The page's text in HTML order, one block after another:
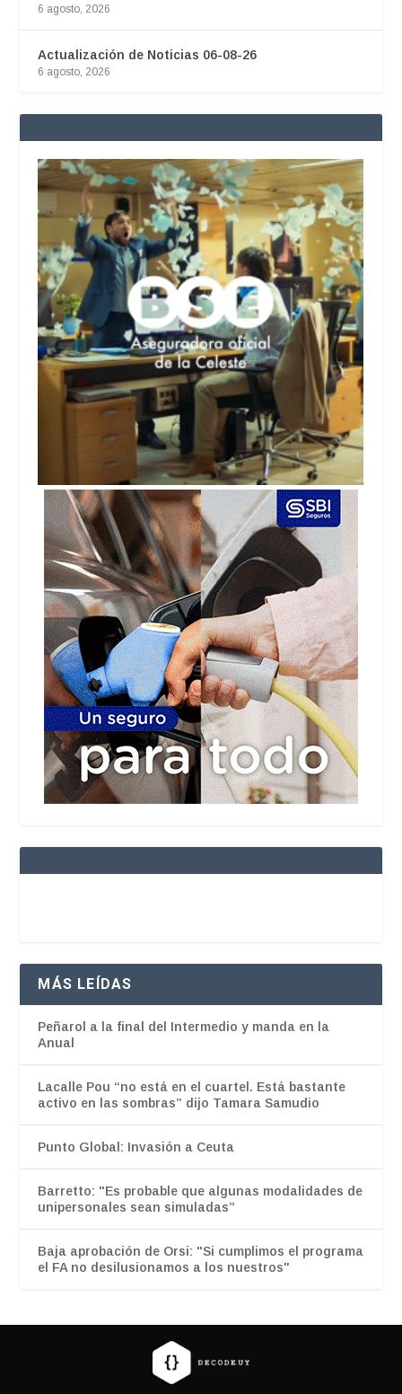
6 agosto, 2026
Actualización de Noticias 06-08-26
6 agosto, 2026
MÁS LEÍDAS
Peñarol a la final del Intermedio y manda en la
Anual
Lacalle Pou “no está en el cuartel. Está bastante
activo en las sombras” dijo Tamara Samudio
Punto Global: Invasión a Ceuta
Barretto: "Es probable que algunas modalidades de
unipersonales sean simuladas”
Baja aprobación de Orsi: "Si cumplimos el programa
el FA no desilusionamos a los nuestros"